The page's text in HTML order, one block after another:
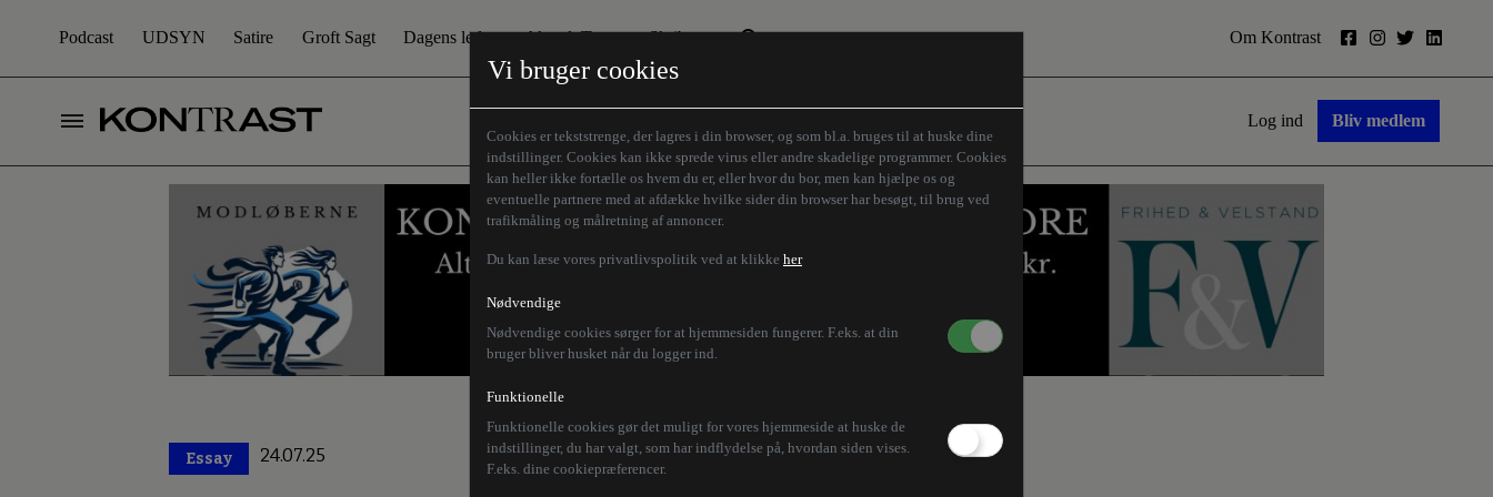
Vi bruger cookies
Cookies er tekststrenge, der lagres i din browser, og som bl.a. bruges til at huske dine
indstillinger. Cookies kan ikke sprede virus eller andre skadelige programmer. Cookies
kan heller ikke fortælle os hvem du er, eller hvor du bor, men kan hjælpe os og
eventuelle partnere med at afdække hvilke sider din browser har besøgt, til brug ved
trafikmåling og målretning af annoncer.
Du kan læse vores privatlivspolitik ved at klikke her
Nødvendige
Nødvendige cookies sørger for at hjemmesiden fungerer. F.eks. at din
bruger bliver husket når du logger ind.
Funktionelle
Funktionelle cookies gør det muligt for vores hjemmeside at huske de
indstillinger, du har valgt, som har indflydelse på, hvordan siden vises.
F.eks. dine cookiepræferencer.
Podcast UDSYN Satire Groft Sagt Dagens leder Aktuelt Tema
Den borgelige brille
Humaniora forfra
Store Danskere
Skribenter
Z-aksen
Om Kontrast
Log ind Bliv medlem
Essay 24.07.25